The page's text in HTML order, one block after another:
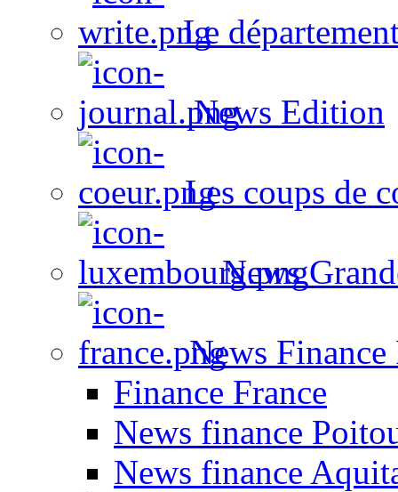
Le
News Edition
Les coups de
News
News Finance
Finance France
News finance
News finance